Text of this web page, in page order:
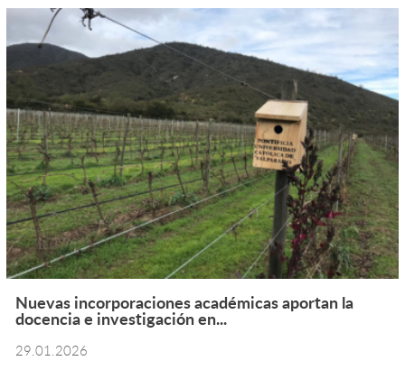
Nuevas incorporaciones académicas aportan la
docencia e investigación en...
29.01.2026